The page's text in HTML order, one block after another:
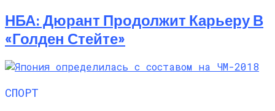
НБА: Дюрант Продолжит Карьеру В
«Голден Стейте»
СПОРТ